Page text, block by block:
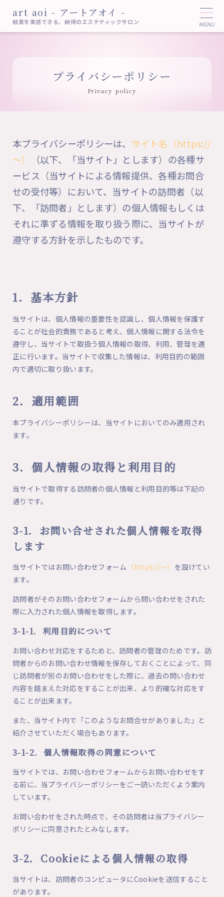
art aoi - アートアオイ -
結果を実感できる、納得のエステティックサロン
プライバシーポリシー
Privacy policy
本プライバシーポリシーは、 サイト名（https://
～）
（以下、「当サイト」とします）の各種サ
ービス（当サイトによる情報提供、各種お問合
せの受付等）において、当サイトの訪問者（以
下、「訪問者」とします）の個人情報もしくは
それに準ずる情報を取り扱う際に、当サイトが
遵守する方針を示したものです。
1．基本方針
当サイトは、個人情報の重要性を認識し、個人情報を保護す
ることが社会的責務であると考え、個人情報に関する法令を
遵守し、当サイトで取扱う個人情報の取得、利用、管理を適
正に行います。当サイトで収集した情報は、利用目的の範囲
内で適切に取り扱います。
2．適用範囲
本プライバシーポリシーは、当サイトにおいてのみ適用され
ます。
3．個人情報の取得と利用目的
当サイトで取得する訪問者の個人情報と利用目的等は下記の
通りです。
3-1．お問い合せされた個人情報を取得
します
当サイトではお問い合わせフォーム （https://～） を設けてい
ます。
訪問者がそのお問い合わせフォームから問い合わせをされた
際に入力された個人情報を取得します。
3-1-1．利用目的について
お問い合わせ対応をするためと、訪問者の管理のためです。訪
問者からのお問い合わせ情報を保存しておくことによって、同
じ訪問者が別のお問い合わせをした際に、過去の問い合わせ
内容を踏まえた対応をすることが出来、より的確な対応をす
ることが出来ます。
また、当サイト内で「このようなお問合せがありました」と
紹介させていただく場合もあります。
3-1-2．個人情報取得の同意について
当サイトでは、お問い合わせフォームからお問い合わせをす
る前に、当プライバシーポリシーをご一読いただくよう案内
しています。
お問い合わせをされた時点で、その訪問者は当プライバシー
ポリシーに同意されたとみなします。
3-2．Cookieによる個人情報の取得
当サイトは、訪問者のコンピュータにCookieを送信すること
があります。